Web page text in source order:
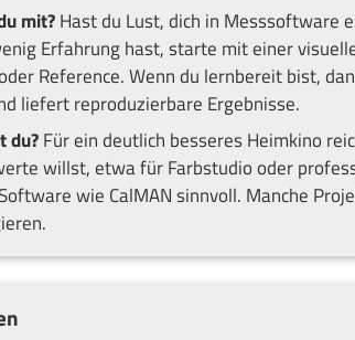
mit?Hast du Lust, dich in Messsoftware
Erfahrung hast, starte mit einer
Reference. Wenn du lernbereit bist,
liefert reproduzierbare Ergebnisse.
du?Für ein deutlich besseres Heimkino
willst, etwa für Farbstudio oder
wie CalMAN sinnvoll. Manche